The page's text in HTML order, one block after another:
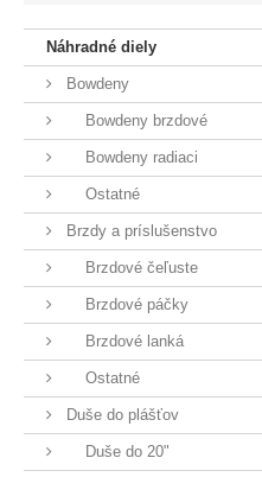
Náhradné diely
Bowdeny
Bowdeny brzdové
Bowdeny radiaci
Ostatné
Brzdy a príslušenstvo
Brzdové čeľuste
Brzdové páčky
Brzdové lanká
Ostatné
Duše do plášťov
Duše do 20"